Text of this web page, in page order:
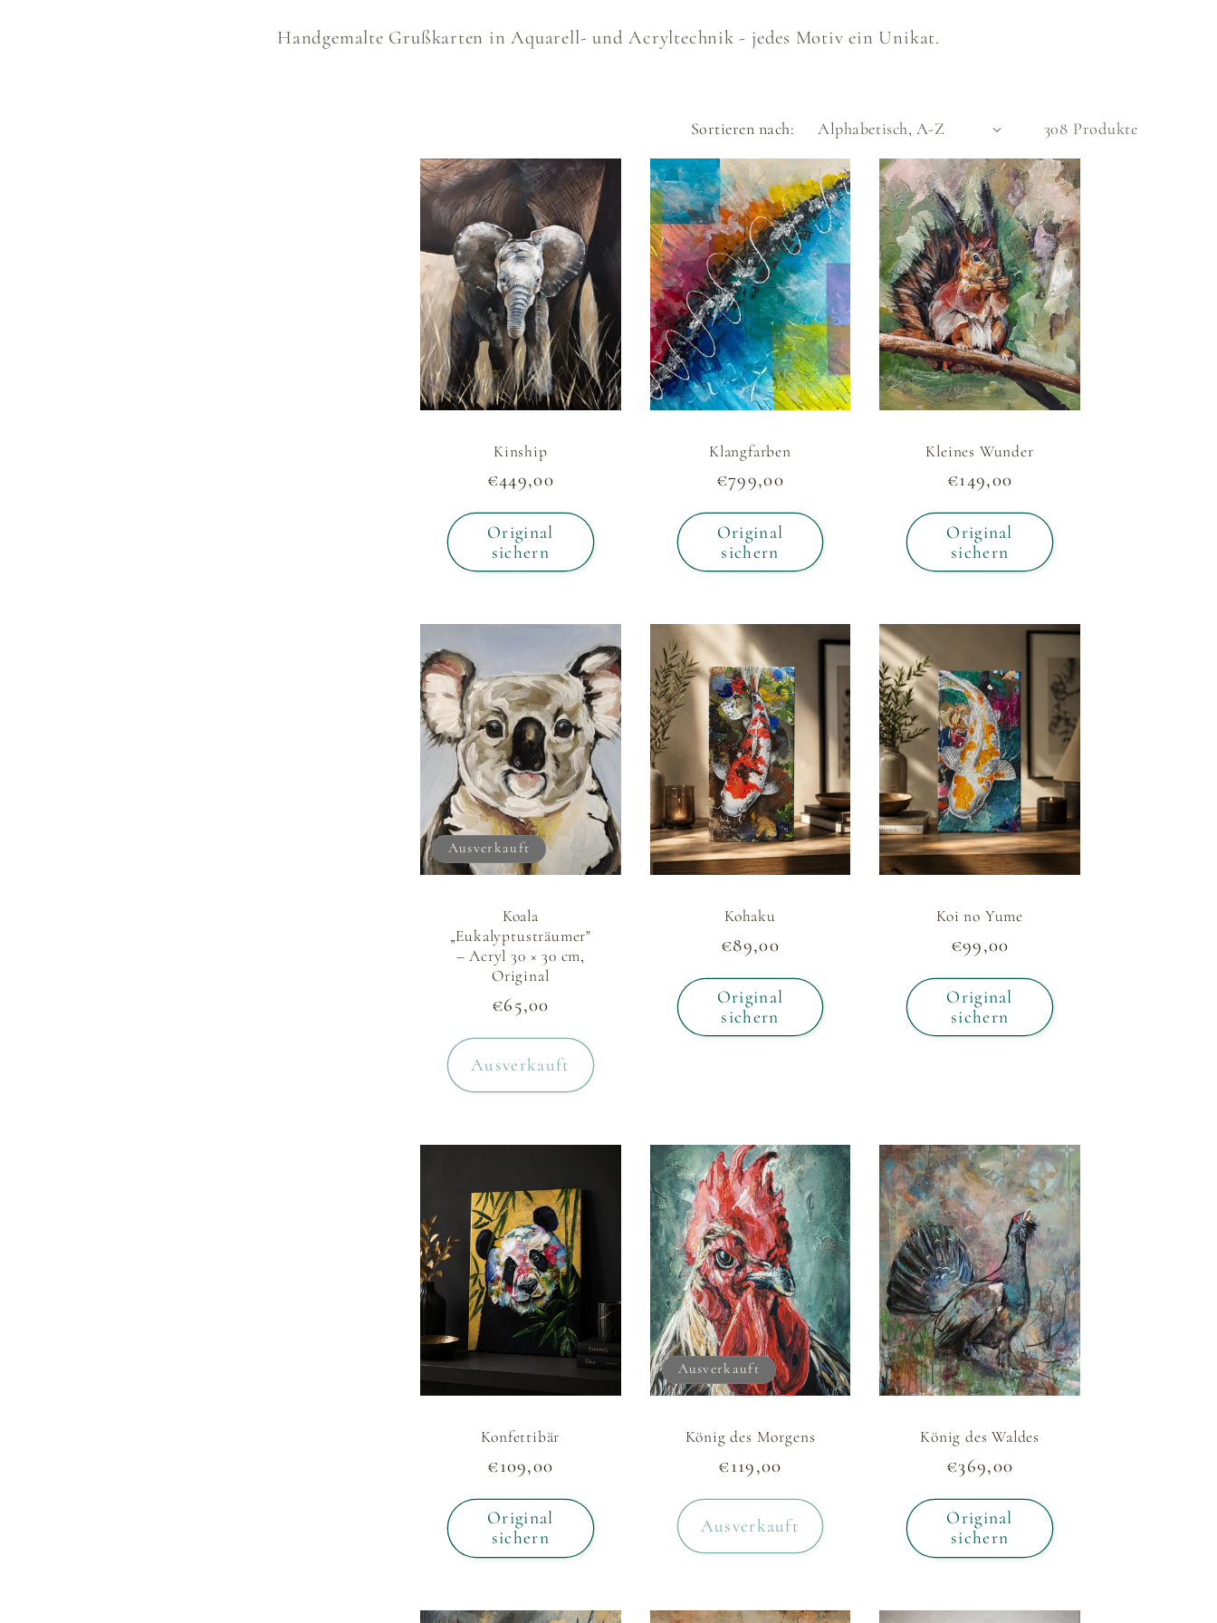
i
n
a
e
g
o
r
i
e
:
Handgemalte Grußkarten in Aquarell- und Acryltechnik - jedes Motiv ein Unikat.
Sortieren nach: 308 Produkte
Kinship
Normaler
€449,00
Original
sichern
Klangfarben
Normaler
€799,00
Original
sichern
Kleines Wunder
Normaler
€149,00
Original
sichern
Ausverkauft
Koala
„Eukalyptusträumer"
– Acryl 30 × 30 cm,
Original
Normaler
€65,00
Ausverkauft
Kohaku
Normaler
€89,00
Original
sichern
Koi no Yume
Normaler
€99,00
Original
sichern
Konfettibär
Normaler
€109,00
Original
sichern
Ausverkauft
König des Morgens
Normaler
€119,00
Ausverkauft
König des Waldes
Normaler
€369,00
Original
sichern